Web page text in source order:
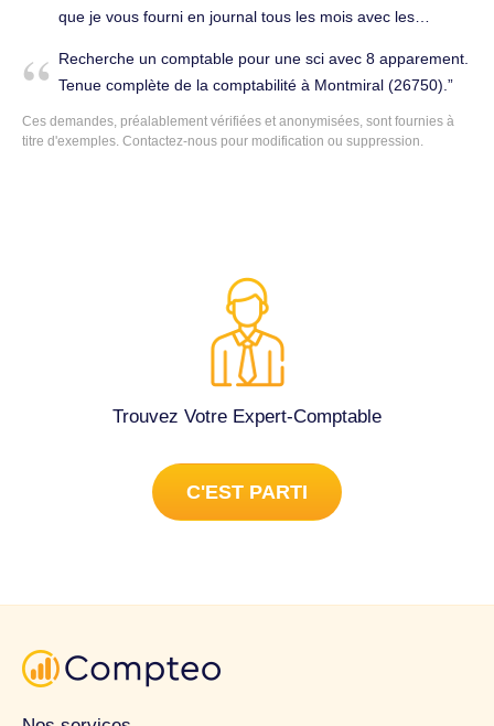
que je vous fourni en journal tous les mois avec les
ma TVA mensuelle et la bilan en fin d'année au 31/12, et
les questions ponctuelles de gestion. J'ai environ 80
écritures bancaires par mois (banque en ligne avec export
OFX ou QIF dispo). J'aurais besoin que vous repreniez
Recherche un comptable pour une sci avec 8 apparement.
Tenue complète de la comptabilité à Montmiral (26750).
Ces demandes, préalablement vérifiées et anonymisées, sont fournies à
titre d'exemples. Contactez-nous pour modification ou suppression.
Trouvez Votre Expert-Comptable
C'EST PARTI